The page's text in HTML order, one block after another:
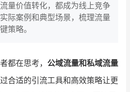
帮助中心
行业报告
量价值转化，都成为线上竞争
际案例和典型场景，梳理流量
策略。
都在思考， 公域流量和私域流量
合适的引流工具和高效策略让更